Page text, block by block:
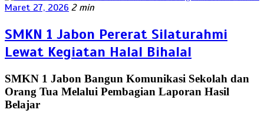
Maret 27, 2026 2 min
SMKN 1 Jabon Pererat Silaturahmi
Lewat Kegiatan Halal Bihalal
SMKN 1 Jabon Bangun Komunikasi Sekolah dan
Orang Tua Melalui Pembagian Laporan Hasil
Belajar